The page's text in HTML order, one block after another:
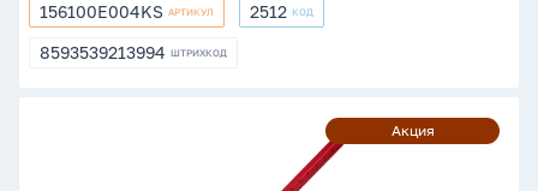
156100E004KS
156100E004KS АРТИКУЛ 2512
2512 КОД
8593539213994
8593539213994 ШТРИХКОД
Акция
Акция